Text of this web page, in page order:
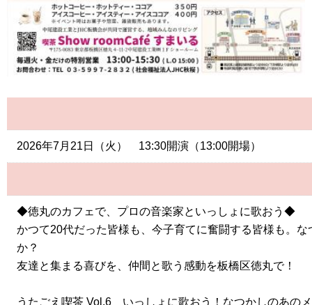
2026年7月21日（火） 13:30開演（13:00開場）
◆徳丸のカフェで、プロの音楽家といっしょに歌おう◆
かつて20代だった皆様も、今子育てに奮闘する皆様も。
か？
友達と集まる喜びを、仲間と歌う感動を板橋区徳丸で！
うたごえ喫茶 Vol.6 いっしょに歌おう！なつかしのあの